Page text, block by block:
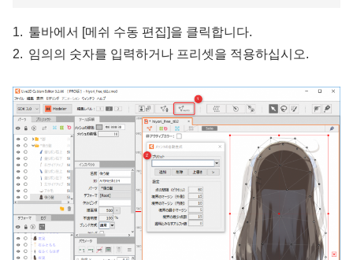
툴바에서 [메쉬 수동 편집]을 클릭합니다.
임의의 숫자를 입력하거나 프리셋을 적용하십시오.